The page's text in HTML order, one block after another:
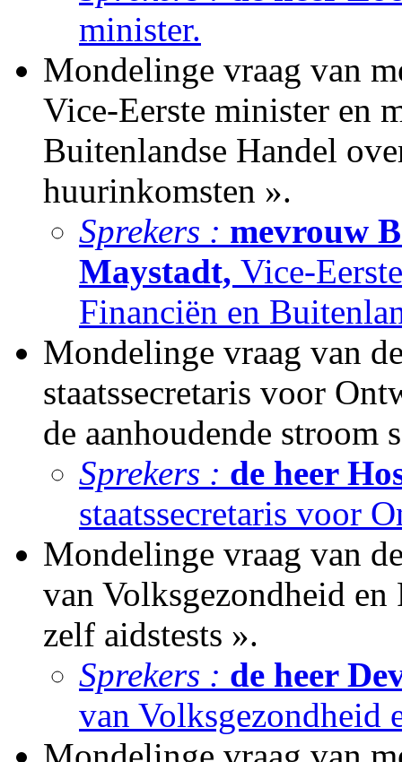
minister.
Mondelinge vraag van
Vice-Eerste minister en
Buitenlandse Handel
huurinkomsten ».
Sprekers : mevrouw
Maystadt, Vice-
Financiën en
Mondelinge vraag van
staatssecretaris voor
de aanhoudende stroom
Sprekers : de heer
staatssecretaris voor
Mondelinge vraag van
van Volksgezondheid en
zelf aidstests ».
Sprekers : de heer
van Volksgezondheid